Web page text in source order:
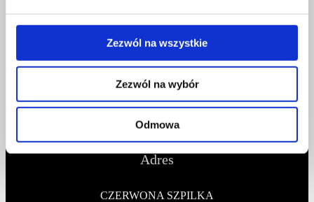
Zezwól na wszystkie
Zezwól na wybór
Odmowa
kontakt@czerwonaszpilka.pl
NUMER KONTA DO WPŁAT:
81 1090 2398 0000 0001 0191 1368
Adres
CZERWONA SZPILKA